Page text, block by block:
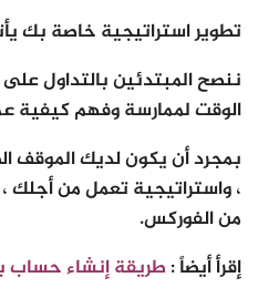
تطوير استراتيجية خاصة بك
ننصح المبتدئين بالتداول
الوقت لممارسة وفهم كيفية
بمجرد أن يكون لديك الموقف
، واستراتيجية تعمل من
من الفوركس.
إقرأ أيضاً :طريقة إنشاء حساب